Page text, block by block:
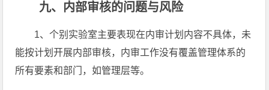
九、内部审核的问题与风险
1、个别实验室主要表现在内审计划内容不具体，未
能按计划开展内部审核，内审工作没有覆盖管理体系的
所有要素和部门，如管理层等。